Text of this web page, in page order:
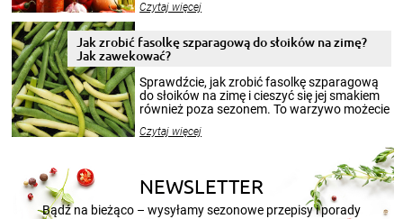
krajobrazów, by cieszyć nimi oko w sezonie
pełni poczuć atmosferę cieplejszych
miesięcy. Przygotowanie słoików ze
patenty, które pozwolą zachować świeżość
przetworów.
Czytaj więcej
Jak zrobić fasolkę szparagową do słoików na zimę?
Jak zawekować?
Sprawdźcie, jak zrobić fasolkę szparagową
do słoików na zimę i cieszyć się jej smakiem
również poza sezonem. To warzywo możecie
nasze propozycje!
Czytaj więcej
NEWSLETTER
Bądź na bieżąco – wysyłamy sezonowe przepisy i porady